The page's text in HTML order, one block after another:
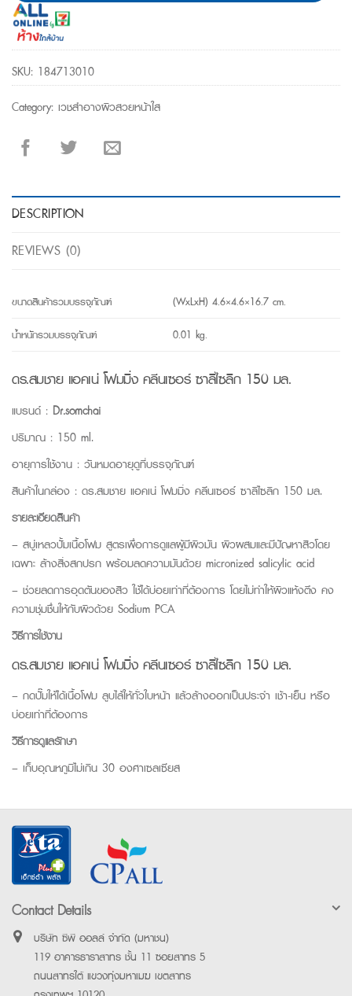
SKU: 184713010
Category: เวชสำอางผิวสวยหน้าใส
DESCRIPTION
REVIEWS (0)
ขนาดสินค้ารวมบรรจุภัณฑ์
(WxLxH) 4.6×4.6×16.7 cm.
น้ำหนักรวมบรรจุภัณฑ์
0.01 kg.
ดร.สมชาย แอคเน่ โฟมมิ่ง คลีนเซอร์ ซาลิไซลิก 150 มล.
แบรนด์ : Dr.somchai
ปริมาณ : 150 ml.
อายุการใช้งาน : วันหมดอายุดูที่บรรจุภัณฑ์
สินค้าในกล่อง : ดร.สมชาย แอคเน่ โฟมมิ่ง คลีนเซอร์ ซาลิไซลิก 150 มล.
รายละเอียดสินค้า
– สบู่เหลวปั้มเนื้อโฟม สูตรเพื่อการดูแลผู้มีผิวมัน ผิวผสมและมีปัญหาสิวโดย
เฉพาะ ล้างสิ่งสกปรก พร้อมลดความมันด้วย micronized salicylic acid
– ช่วยลดการอุดตันของสิว ใช้ได้บ่อยเท่าที่ต้องการ โดยไม่ทำให้ผิวแห้งตึง คง
ความชุ่มชื่นให้กับผิวด้วย Sodium PCA
วิธีการใช้งาน
ดร.สมชาย แอคเน่ โฟมมิ่ง คลีนเซอร์ ซาลิไซลิก 150 มล.
– กดปั๊มให้ได้เนื้อโฟม ลูบไล้ให้ทั่วใบหน้า แล้วล้างออกเป็นประจำ เช้า-เย็น หรือ
บ่อยเท่าที่ต้องการ
วิธีการดูแลรักษา
– เก็บอุณหภูมิไม่เกิน 30 องศาเซลเซียส
Contact Details
บริษัท ซีพี ออลล์ จำกัด (มหาชน)
119 อาคารธาราสาทร ชั้น 11 ซอยสาทร 5
ถนนสาทรใต้ แขวงทุ่งมหาเมฆ เขตสาทร